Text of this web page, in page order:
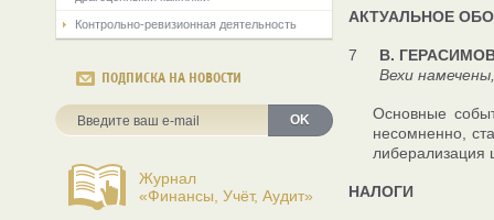
Контрольно-ревизионная деятельность
ПОДПИСКА НА НОВОСТИ
OK
Журнал
«Финансы, Учёт, Аудит»
АКТУАЛЬНОЕ
7 В.
Вехи намечены,
Основные
несомненно,
либерализация
НАЛОГИ